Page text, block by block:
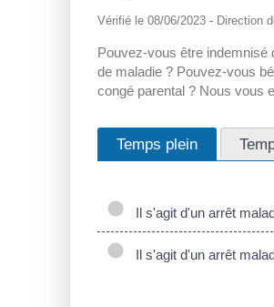
Vérifié le 08/06/2023 - Direction
Pouvez-vous être indemnisé
de maladie ? Pouvez-vous
congé parental ? Nous vous
Temps plein
Il s'agit d'un arrêt
Il s'agit d'un arrêt